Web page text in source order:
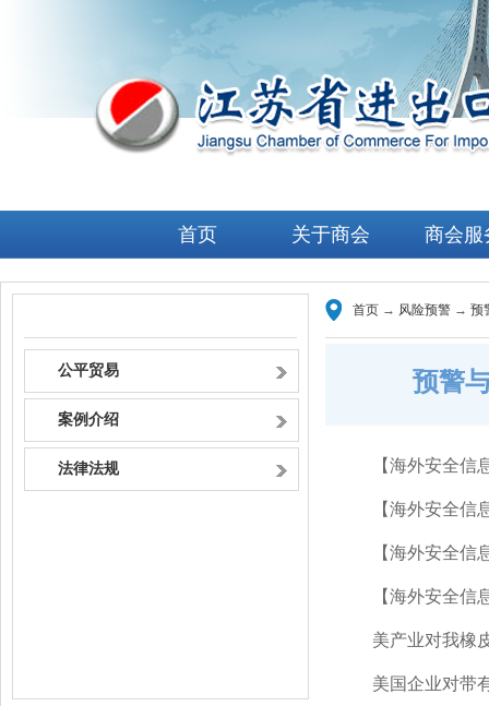
首页 关于商会 商会服
公平贸易
案例介绍
法律法规
首页 → 风险预警 → 预
预警
【海外安全
【海外安全
【海外安全
【海外安全
美产业对我橡
美国企业对带